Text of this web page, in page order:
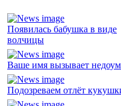
Появилась бабушка в виде
волчицы
Ваше имя вызывает
Подозреваем отлёт